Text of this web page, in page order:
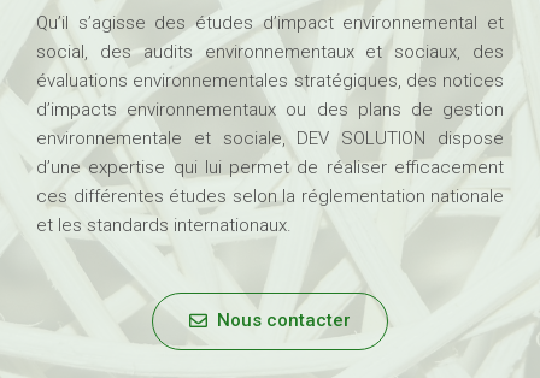
Qu’il s’agisse des études d’impact environnemental et
social, des audits environnementaux et sociaux, des
évaluations environnementales stratégiques, des notices
d’impacts environnementaux ou des plans de gestion
environnementale et sociale, DEV SOLUTION dispose
d’une expertise qui lui permet de réaliser efficacement
ces différentes études selon la réglementation nationale
et les standards internationaux.
Nous contacter